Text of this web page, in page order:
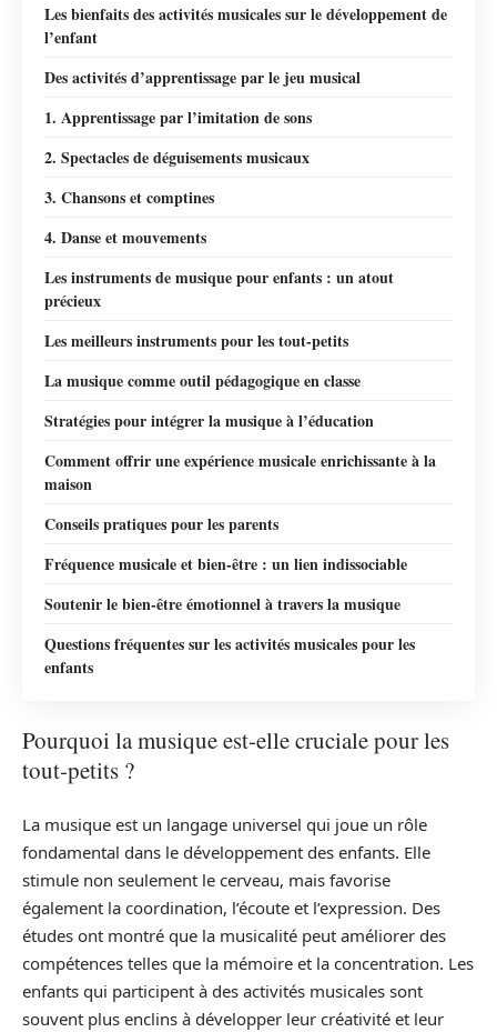
Les bienfaits des activités musicales sur le développement de
l’enfant
Des activités d’apprentissage par le jeu musical
1. Apprentissage par l’imitation de sons
2. Spectacles de déguisements musicaux
3. Chansons et comptines
4. Danse et mouvements
Les instruments de musique pour enfants : un atout
précieux
Les meilleurs instruments pour les tout-petits
La musique comme outil pédagogique en classe
Stratégies pour intégrer la musique à l’éducation
Comment offrir une expérience musicale enrichissante à la
maison
Conseils pratiques pour les parents
Fréquence musicale et bien-être : un lien indissociable
Soutenir le bien-être émotionnel à travers la musique
Questions fréquentes sur les activités musicales pour les
enfants
Pourquoi la musique est-elle cruciale pour les
tout-petits ?
La musique est un langage universel qui joue un rôle
fondamental dans le développement des enfants. Elle
stimule non seulement le cerveau, mais favorise
également la coordination, l’écoute et l’expression. Des
études ont montré que la musicalité peut améliorer des
compétences telles que la mémoire et la concentration. Les
enfants qui participent à des activités musicales sont
souvent plus enclins à développer leur créativité et leur